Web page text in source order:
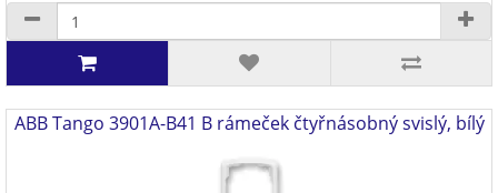
ABB Tango 3901A-B41 B rámeček čtyřnásobný svislý, bílý